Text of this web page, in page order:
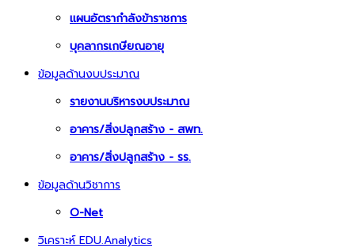
แผนอัตรากำลังข้าราชการ
บุคลากรเกษียณอายุ
ข้อมูลด้านงบประมาณ
รายงานบริหารงบประมาณ
อาคาร/สิ่งปลูกสร้าง - สพท.
อาคาร/สิ่งปลูกสร้าง - รร.
ข้อมูลด้านวิชาการ
O-Net
วิเคราะห์ EDU.Analytics